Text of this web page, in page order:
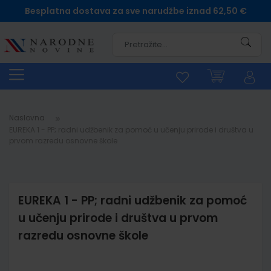
Besplatna dostava za sve narudžbe iznad 62,50 €
Naslovna
EUREKA 1 - PP; radni udžbenik za pomoć
u učenju prirode i društva u prvom
razredu osnovne škole